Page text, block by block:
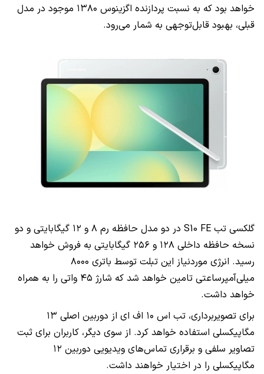
خواهد بود که به نسبت پردازنده اگزینوس ۱۳۸۰ موجود در مدل
قبلی، بهبود قابل‌توجهی به شمار می‌رود.
گلکسی تب S10 FE در دو مدل حافظه رم ۸ و ۱۲ گیگابایتی و دو
نسخه حافظه داخلی ۱۲۸ و ۲۵۶ گیگابایتی به فروش خواهد
رسید. انرژی موردنیاز این تبلت توسط باتری ۸۰۰۰
میلی‌آمپرساعتی تامین خواهد شد که شارژ ۴۵ واتی را به همراه
خواهد داشت.
برای تصویربرداری، تب اس ۱۰ اف ای از دوربین اصلی ۱۳
مگاپیکسلی استفاده خواهد کرد. از سوی دیگر، کاربران برای ثبت
تصاویر سلفی و برقراری تماس‌های ویدیویی دوربین ۱۲
مگاپیکسلی را در اختیار خواهند داشت.